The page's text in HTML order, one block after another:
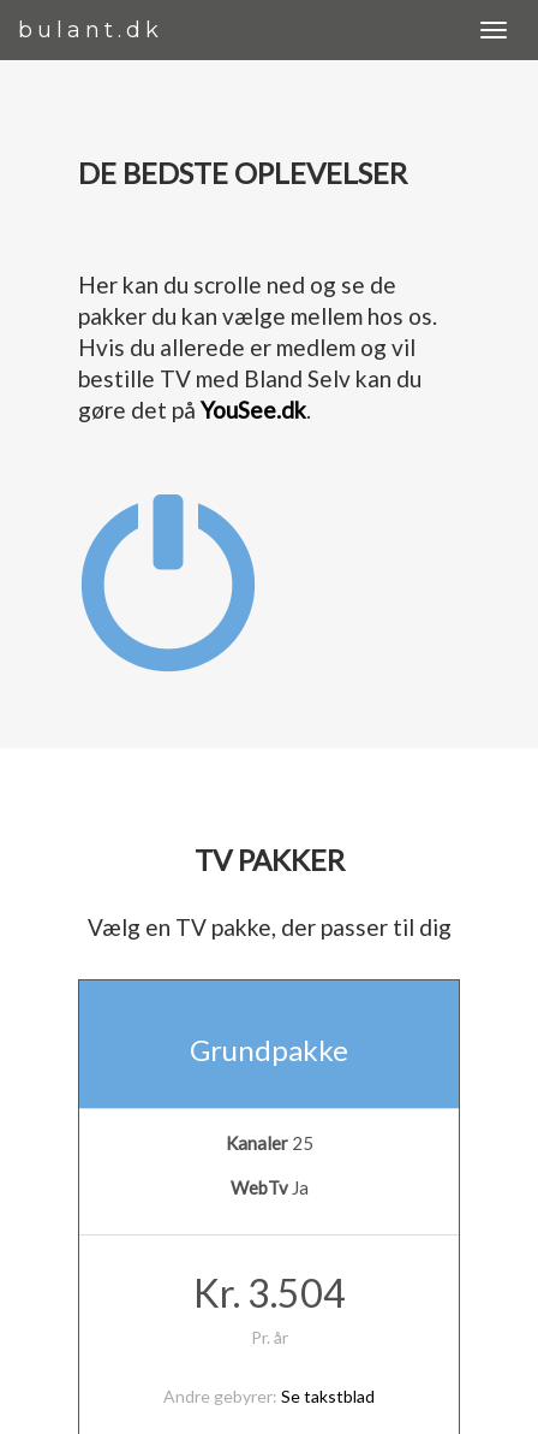
bulant.dk
DE BEDSTE OPLEVELSER
Her kan du scrolle ned og se de
pakker du kan vælge mellem hos os.
Hvis du allerede er medlem og vil
bestille TV med Bland Selv kan du
gøre det på YouSee.dk.
TV PAKKER
Vælg en TV pakke, der passer til dig
Grundpakke
Kanaler25
WebTvJa
Kr. 3.504
Pr. år
Andre gebyrer: Se takstblad